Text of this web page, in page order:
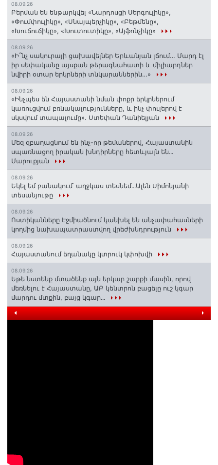
08.09.26
Բերման են ենթարկվել «Նարդոսցի Սերգուլիկը»,
«Փումփուլիկը», «Սնայպերչիկը», «Բեթմենը»,
«Խուճուճիկը», «Խուտուտիկը», «Այֆոնչիկը»
08.09.26
«Ի՞նչ սակուրայի ցախավելներ Երևանյան լճում… Մարդ էլ
իր սեփականը այսքան թերագնահատի և միլիարդներ
նվիրի օտար երկրների տնկարաններին…»
08.09.26
«Ինչպես են Հայաստանի նման փոքր երկրներում
կառուցվում բռնակալությունները, և ինչ փուլերով է
սկսվում տապալումը». Ստեփան Դանիելյան
08.09.26
Մեզ զբաղացնում են ինչ-որ թեմաներով, Հայաստանին
սպառնացող իրական խնդիրները հետևյալն են․․․
Մարուքյան
08.09.26
Եկել եմ բանակում՝ աղջկաս տեսնեմ․․․Ալեն Սիմոնյանի
տեսանյութը
08.09.26
Ոստիկանները Էջմիածնում կանխել են անչափահասների
կողմից նախապատրաստվող վրեժխնդրություն
08.09.26
Հայաստանում եղանակը կտրուկ կփոխվի
08.09.26
Եթե նստենք մտածենք այն երկար շարքի մասին, որով
մեռնելու է Հայաստանը, ԱԲ կենտրոն բացելը ուշ կգար
մարդու մտքին, բայց կգար․․․